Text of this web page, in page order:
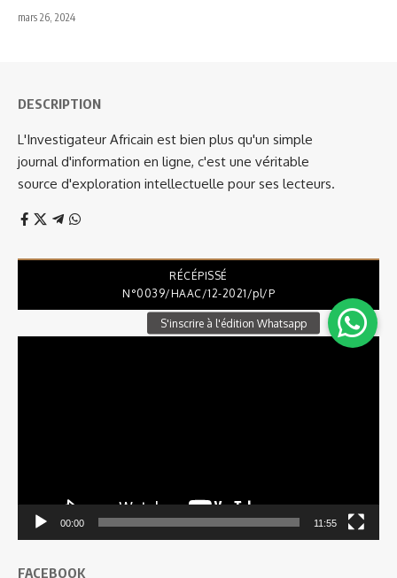
mars 26, 2024
DESCRIPTION
L'Investigateur Africain est bien plus qu'un simple
journal d'information en ligne, c'est une véritable
source d'exploration intellectuelle pour ses lecteurs.
RÉCÉPISSÉ
N°0039/HAAC/12-2021/pl/P
00:00 11:55
FACEBOOK